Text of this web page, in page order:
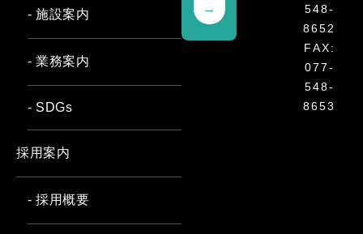
548-
8652
FAX:
077-
548-
8653
→
- 施設案内
- 業務案内
- SDGs
採用案内
- 採用概要